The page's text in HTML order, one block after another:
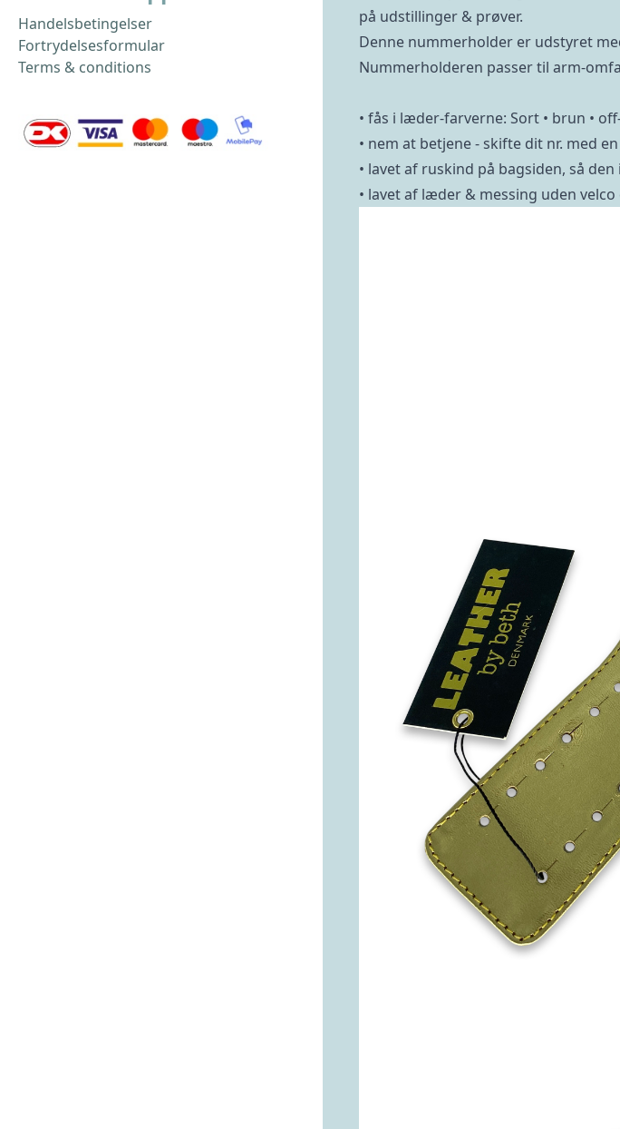
Handelsbetingelser
Fortrydelsesformular
Terms & conditions
på udstillinger & prøver.
Denne nummerholder er udstyret
Nummerholderen passer til arm-
• fås i læder-farverne: Sort • brun •
• nem at betjene - skifte dit nr. med
• lavet af ruskind på bagsiden, så
• lavet af læder & messing uden